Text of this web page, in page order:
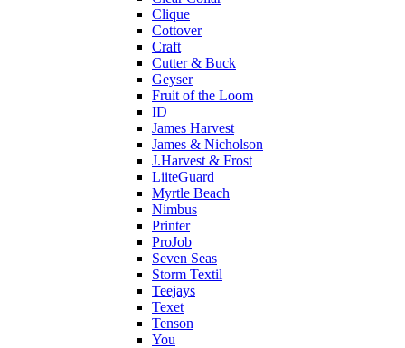
Clique
Cottover
Craft
Cutter & Buck
Geyser
Fruit of the Loom
ID
James Harvest
James & Nicholson
J.Harvest & Frost
LiiteGuard
Myrtle Beach
Nimbus
Printer
ProJob
Seven Seas
Storm Textil
Teejays
Texet
Tenson
You